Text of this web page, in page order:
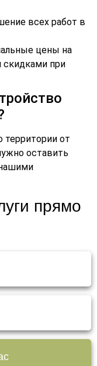
всех работ в
цены на
скидками при
территории от
оставить
прямо